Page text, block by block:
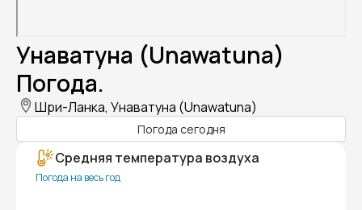
Унаватуна (Unawatuna)
Погода.
Шри-Ланка, Унаватуна (Unawatuna)
Погода сегодня
Средняя температура воздуха
Погода на весь год